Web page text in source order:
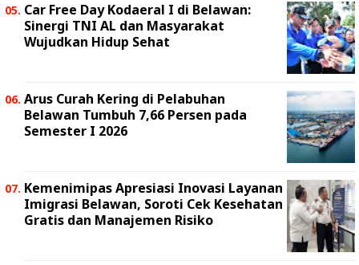
Car Free Day Kodaeral I di Belawan:
Sinergi TNI AL dan Masyarakat
Wujudkan Hidup Sehat
Arus Curah Kering di Pelabuhan
Belawan Tumbuh 7,66 Persen pada
Semester I 2026
Kemenimipas Apresiasi Inovasi Layanan
Imigrasi Belawan, Soroti Cek Kesehatan
Gratis dan Manajemen Risiko